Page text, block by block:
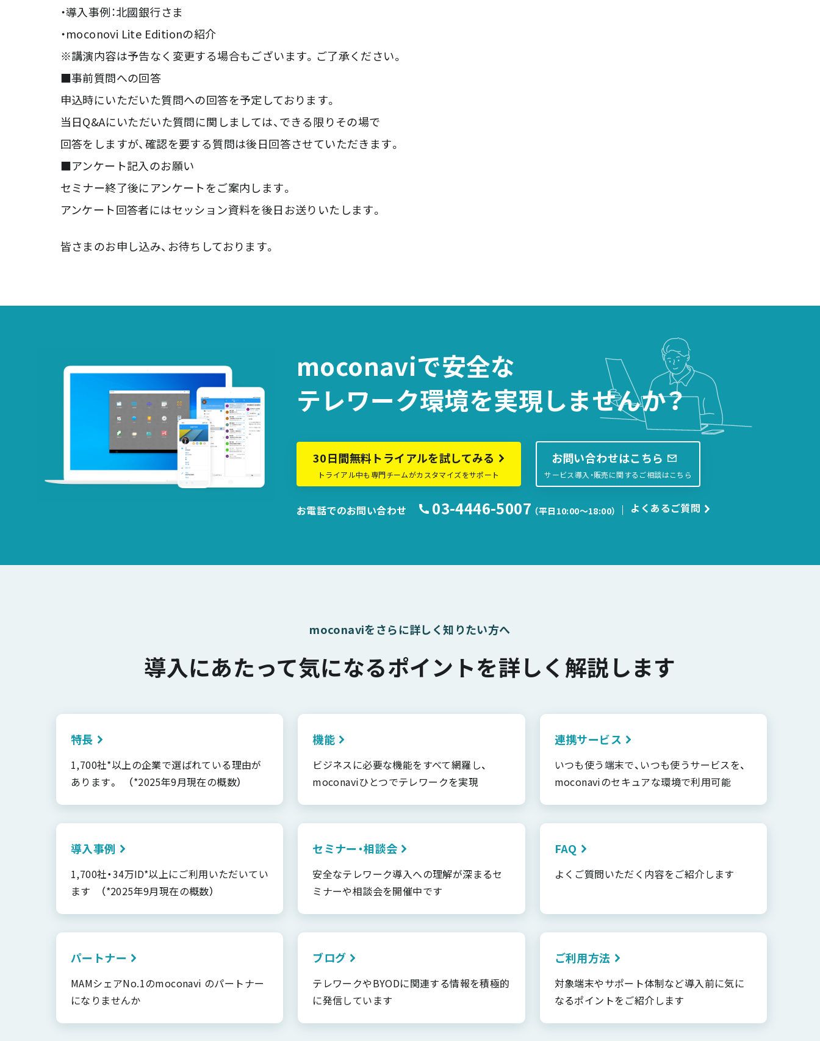
・導入事例：北國銀行さま
・moconovi Lite Editionの紹介
※講演内容は予告なく変更する場合もございます。ご了承ください。
■事前質問への回答
申込時にいただいた質問への回答を予定しております。
当日Q&Aにいただいた質問に関しましては、できる限りその場で
回答をしますが、確認を要する質問は後日回答させていただきます。
■アンケート記入のお願い
セミナー終了後にアンケートをご案内します。
アンケート回答者にはセッション資料を後日お送りいたします。
皆さまのお申し込み、お待ちしております。
moconaviで安全な
テレワーク環境を実現しませんか？
30日間無料トライアルを試してみる
トライアル中も専門チームがカスタマイズをサポート
お問い合わせはこちら
サービス導入・販売に関するご相談はこちら
お電話でのお問い合わせ 03-4446-5007 （平日10:00〜18:00） よくあるご質問
moconaviをさらに詳しく知りたい方へ
導入にあたって気になるポイントを詳しく解説します
特長
1,700社*以上の企業で選ばれている理由が
あります。 （*2025年9月現在の概数）
機能
ビジネスに必要な機能をすべて網羅し、
moconaviひとつでテレワークを実現
連携サービス
いつも使う端末で、いつも使うサービスを、
moconaviのセキュアな環境で利用可能
導入事例
1,700社・34万ID*以上にご利用いただいてい
ます （*2025年9月現在の概数）
セミナー・相談会
安全なテレワーク導入への理解が深まるセ
ミナーや相談会を開催中です
FAQ
よくご質問いただく内容をご紹介します
パートナー
MAMシェアNo.1のmoconavi のパートナー
になりませんか
ブログ
テレワークやBYODに関連する情報を積極的
に発信しています
ご利用方法
対象端末やサポート体制など導入前に気に
なるポイントをご紹介します